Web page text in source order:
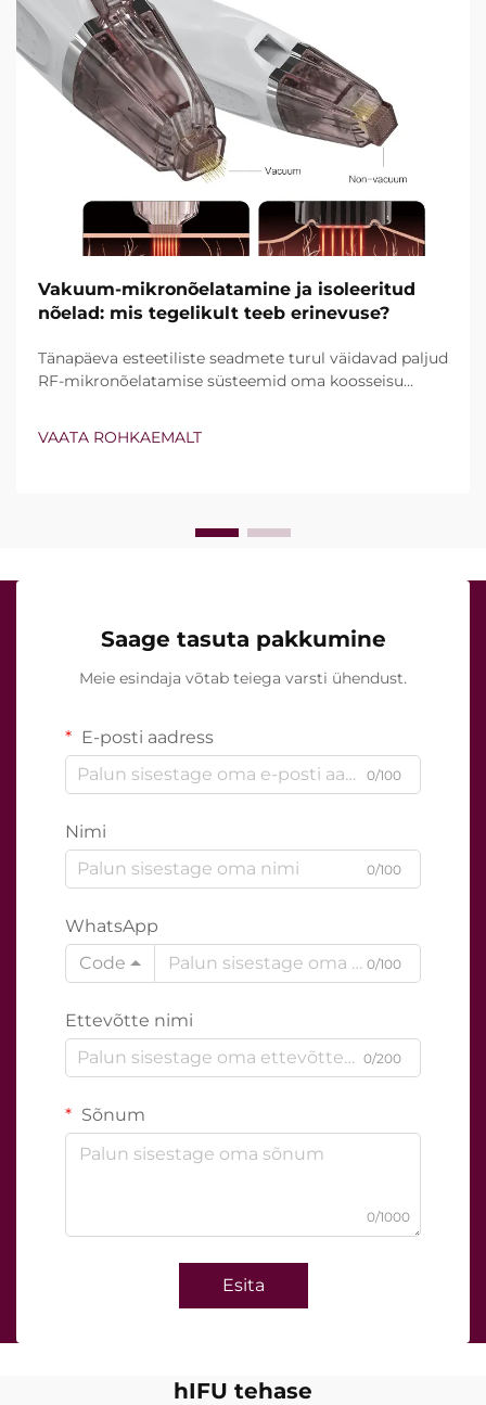
Vakuum-mikronõelatamine ja isoleeritud
nõelad: mis tegelikult teeb erinevuse?
Tänapäeva esteetiliste seadmete turul väidavad paljud
RF-mikronõelatamise süsteemid oma koosseisu
funktsioonid olemas on, vaid kuidas nad kliinilise ravi
VAATA ROHKAEMALT
Saage tasuta pakkumine
Meie esindaja võtab teiega varsti ühendust.
E-posti aadress
0/100
Nimi
0/100
WhatsApp
Code
0/100
Ettevõtte nimi
0/200
Sõnum
0/1000
Esita
hIFU tehase